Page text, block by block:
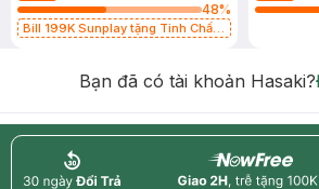
48%
Bill 199K Sunplay tặng Tinh Chất
Bạn đã có tài khoản Hasaki?